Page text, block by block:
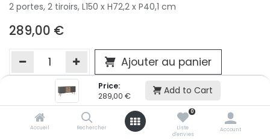
Price:
289,00 € Add to Cart
Accueil Rechercher
0
Liste
d'envies
Account
2 portes, 2 tiroirs, L150 x H72,2 x P40,1 cm
289,00 €
Ajouter au panier
Ajouter à la liste d'envie
Si vous ne pouvez pas ajouter cet article dans votre panier
victime de son succès et momentanément indisponible.